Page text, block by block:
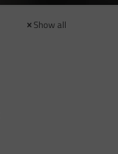
Show all